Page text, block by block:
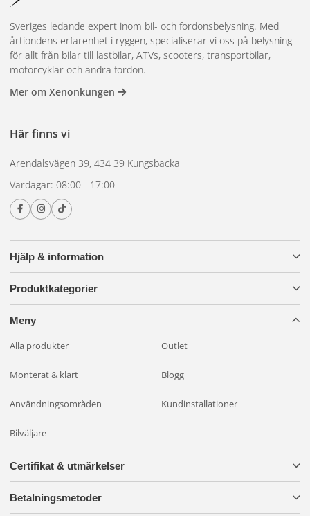
Hjälp & information
Produktkategorier
Meny
Alla produkter Outlet
Monterat & klart Blogg
Användningsområden Kundinstallationer
Bilväljare
Sveriges ledande expert inom bil- och fordonsbelysning. Med
årtiondens erfarenhet i ryggen, specialiserar vi oss på belysning
för allt från bilar till lastbilar, ATVs, scooters, transportbilar,
motorcyklar och andra fordon.
Mer om Xenonkungen
Här finns vi
Arendalsvägen 39, 434 39 Kungsbacka
Vardagar: 08:00 - 17:00
Certifikat & utmärkelser
Betalningsmetoder